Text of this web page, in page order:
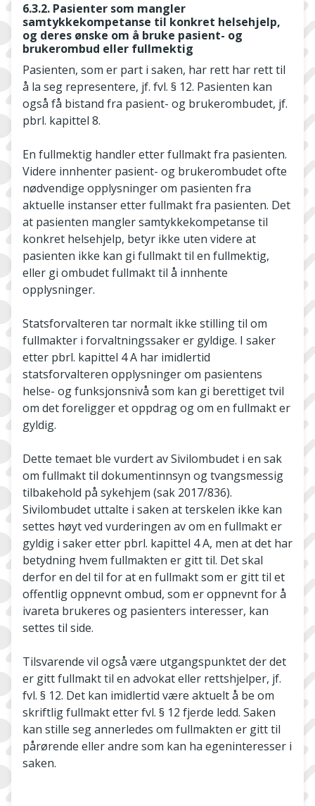
6.3.2. Pasienter som mangler
samtykkekompetanse til konkret helsehjelp,
og deres ønske om å bruke pasient- og
brukerombud eller fullmektig
Pasienten, som er part i saken, har rett har rett til
å la seg representere, jf. fvl. § 12. Pasienten kan
også få bistand fra pasient- og brukerombudet, jf.
pbrl. kapittel 8.
En fullmektig handler etter fullmakt fra pasienten.
Videre innhenter pasient- og brukerombudet ofte
nødvendige opplysninger om pasienten fra
aktuelle instanser etter fullmakt fra pasienten. Det
at pasienten mangler samtykkekompetanse til
konkret helsehjelp, betyr ikke uten videre at
pasienten ikke kan gi fullmakt til en fullmektig,
eller gi ombudet fullmakt til å innhente
opplysninger.
Statsforvalteren tar normalt ikke stilling til om
fullmakter i forvaltningssaker er gyldige. I saker
etter pbrl. kapittel 4 A har imidlertid
statsforvalteren opplysninger om pasientens
helse- og funksjonsnivå som kan gi berettiget tvil
om det foreligger et oppdrag og om en fullmakt er
gyldig.
Dette temaet ble vurdert av Sivilombudet i en sak
om fullmakt til dokumentinnsyn og tvangsmessig
tilbakehold på sykehjem (sak 2017/836).
Sivilombudet uttalte i saken at terskelen ikke kan
settes høyt ved vurderingen av om en fullmakt er
gyldig i saker etter pbrl. kapittel 4 A, men at det har
betydning hvem fullmakten er gitt til. Det skal
derfor en del til for at en fullmakt som er gitt til et
offentlig oppnevnt ombud, som er oppnevnt for å
ivareta brukeres og pasienters interesser, kan
settes til side.
Tilsvarende vil også være utgangspunktet der det
er gitt fullmakt til en advokat eller rettshjelper, jf.
fvl. § 12. Det kan imidlertid være aktuelt å be om
skriftlig fullmakt etter fvl. § 12 fjerde ledd. Saken
kan stille seg annerledes om fullmakten er gitt til
pårørende eller andre som kan ha egeninteresser i
saken.